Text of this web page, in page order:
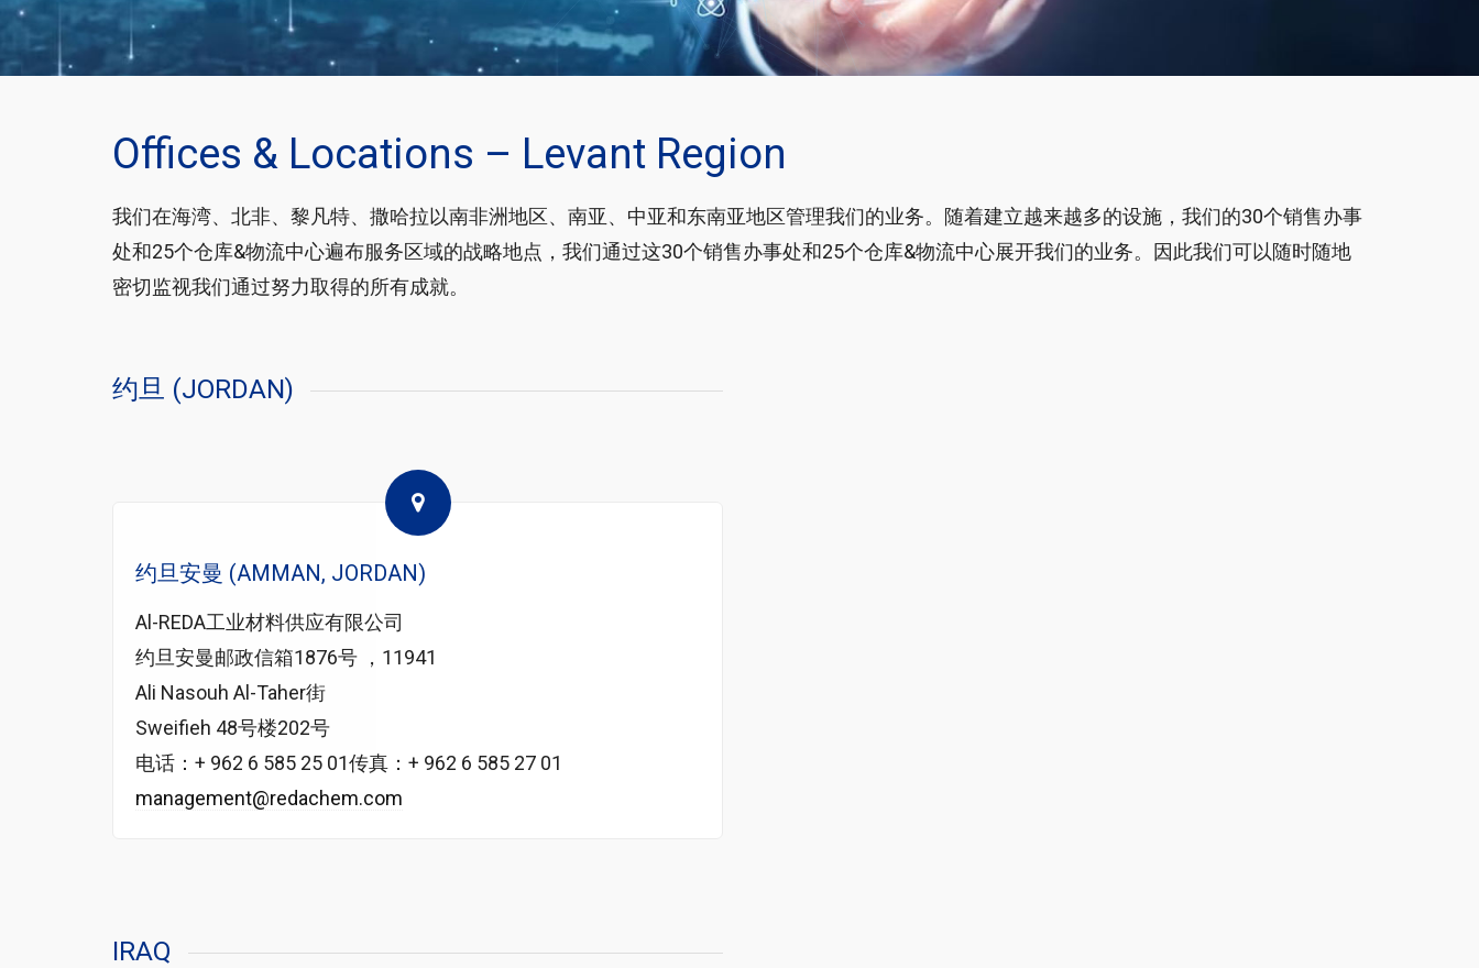
Offices & Locations – Levant Region
我们在海湾、北非、黎凡特、撒哈拉以南非洲地区、南亚、中亚和东南亚地区管理我们的业务。随着建立越来越多的设施，我们的30个销售办事
处和25个仓库&物流中心遍布服务区域的战略地点，我们通过这30个销售办事处和25个仓库&物流中心展开我们的业务。因此我们可以随时随地
密切监视我们通过努力取得的所有成就。
约旦 (JORDAN)
约旦安曼 (AMMAN, JORDAN)
Al-REDA工业材料供应有限公司
约旦安曼邮政信箱1876号 ，11941
Ali Nasouh Al-Taher街
Sweifieh 48号楼202号
电话：+ 962 6 585 25 01传真：+ 962 6 585 27 01
management@redachem.com
IRAQ